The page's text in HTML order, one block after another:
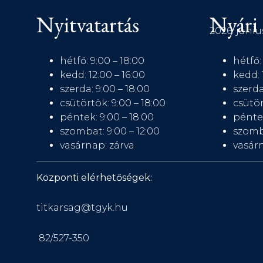
Nyitvatartás
hétfő: 9:00 – 18:00
kedd: 12:00 – 16:00
szerda: 9:00 – 18:00
csütörtök: 9:00 – 18:00
péntek: 9:00 – 18:00
szombat: 9:00 – 12:00
vasárnap: zárva
Nyári
2026.
hétfő:
kedd:
Központi elérhetőségek:
titkarsag@tgyk.hu
82/527-350